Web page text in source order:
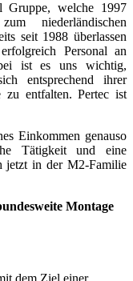
welche 1997
niederländischen
seit 1988 überlassen
Personal an
ist es uns wichtig,
entsprechend ihrer
zu entfalten. Pertec ist
Einkommen genauso
Tätigkeit und eine
jetzt in der M2-Familie
Montage
dem Ziel einer